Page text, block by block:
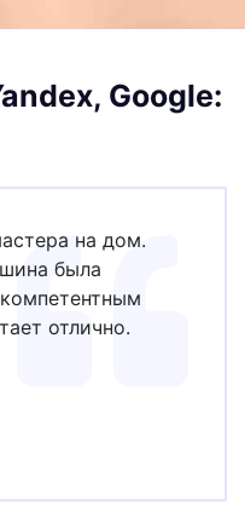
Google:
на дом.
была
отлично.